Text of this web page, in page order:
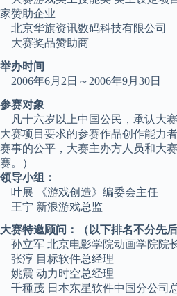
家赞助企业
北京华旗资讯数码科技有限公司
大赛奖品赞助商
举办时间
2006年6月2日～2006年9月30日
参赛对象
凡十六岁以上中国公民，承认大
大赛项目要求的参赛作品创作能力
赛事的公平，大赛主办方人员和大
赛。）
领导小组：
叶展 《游戏创造》编委会主任
王宁 新浪游戏总监
大赛特邀顾问：（以下排名不分先后
孙立军 北京电影学院动画学院院
张淳 目标软件总经理
姚震 动力时空总经理
千種茂 日本东星软件中国分公司